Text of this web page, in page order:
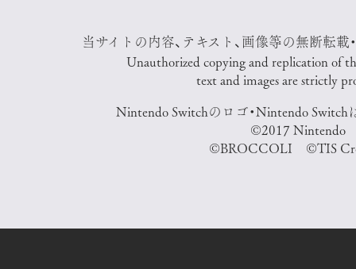
当サイトの内容、テキスト、画像等の無断転載
Unauthorized copying and replication of
text and images are strictly
Nintendo Switchのロゴ・Nintendo
©2017 Nintendo
©BROCCOLI ©TIS